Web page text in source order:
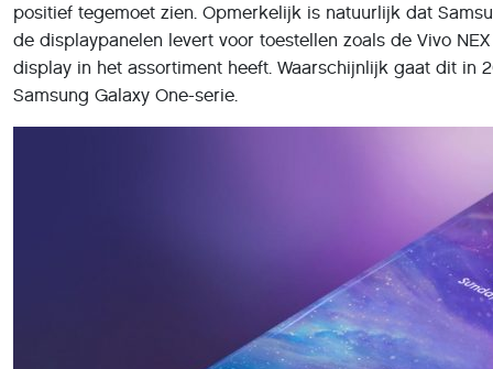
positief tegemoet zien. Opmerkelijk is natuurlijk dat
de displaypanelen levert voor toestellen zoals de Vivo
display in het assortiment heeft. Waarschijnlijk gaat dit in
Samsung Galaxy One-serie.